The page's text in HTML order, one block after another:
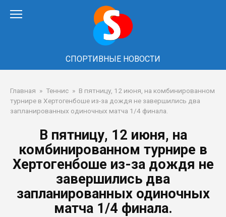
СПОРТИВНЫЕ НОВОСТИ
Главная » Теннис » В пятницу, 12 июня, на комбинированном
турнире в Хертогенбоше из-за дождя не завершились два
запланированных одиночных матча 1/4 финала.
В пятницу, 12 июня, на
комбинированном турнире в
Хертогенбоше из-за дождя не
завершились два
запланированных одиночных
матча 1/4 финала.